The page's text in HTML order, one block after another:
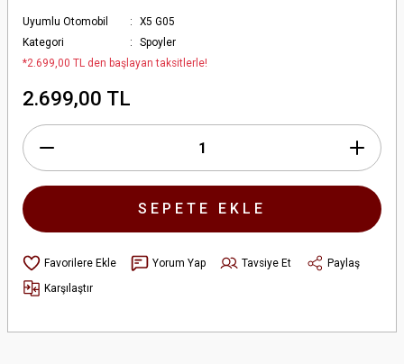
Uyumlu Otomobil
X5 G05
Kategori
Spoyler
*2.699,00 TL den başlayan taksitlerle!
2.699,00 TL
SEPETE EKLE
Yorum Yap Tavsiye Et
Paylaş
Karşılaştır